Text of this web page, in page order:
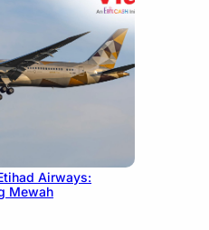
Airways:
Mewah